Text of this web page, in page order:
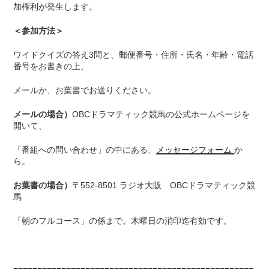
加権利が発生します。
＜参加方法＞
ワイドクイズの答え3問と、郵便番号・住所・氏名・年齢・電話
番号をお書きの上、
メールか、お葉書でお送りください。
メールの場合）OBCドラマティック競馬の公式ホームページを
開いて、
「番組への問い合わせ」の中にある、 メッセージフォームか
ら。
お葉書の場合） 〒552-8501 ラジオ大阪 OBCドラマティック競
馬
「朝のフルコース」の係まで。木曜日の消印迄有効です。